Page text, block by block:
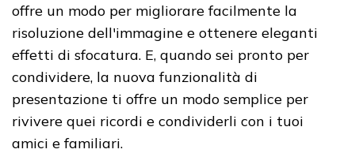
offre un modo per migliorare facilmente la
risoluzione dell'immagine e ottenere eleganti
effetti di sfocatura. E, quando sei pronto per
condividere, la nuova funzionalità di
presentazione ti offre un modo semplice per
rivivere quei ricordi e condividerli con i tuoi
amici e familiari.